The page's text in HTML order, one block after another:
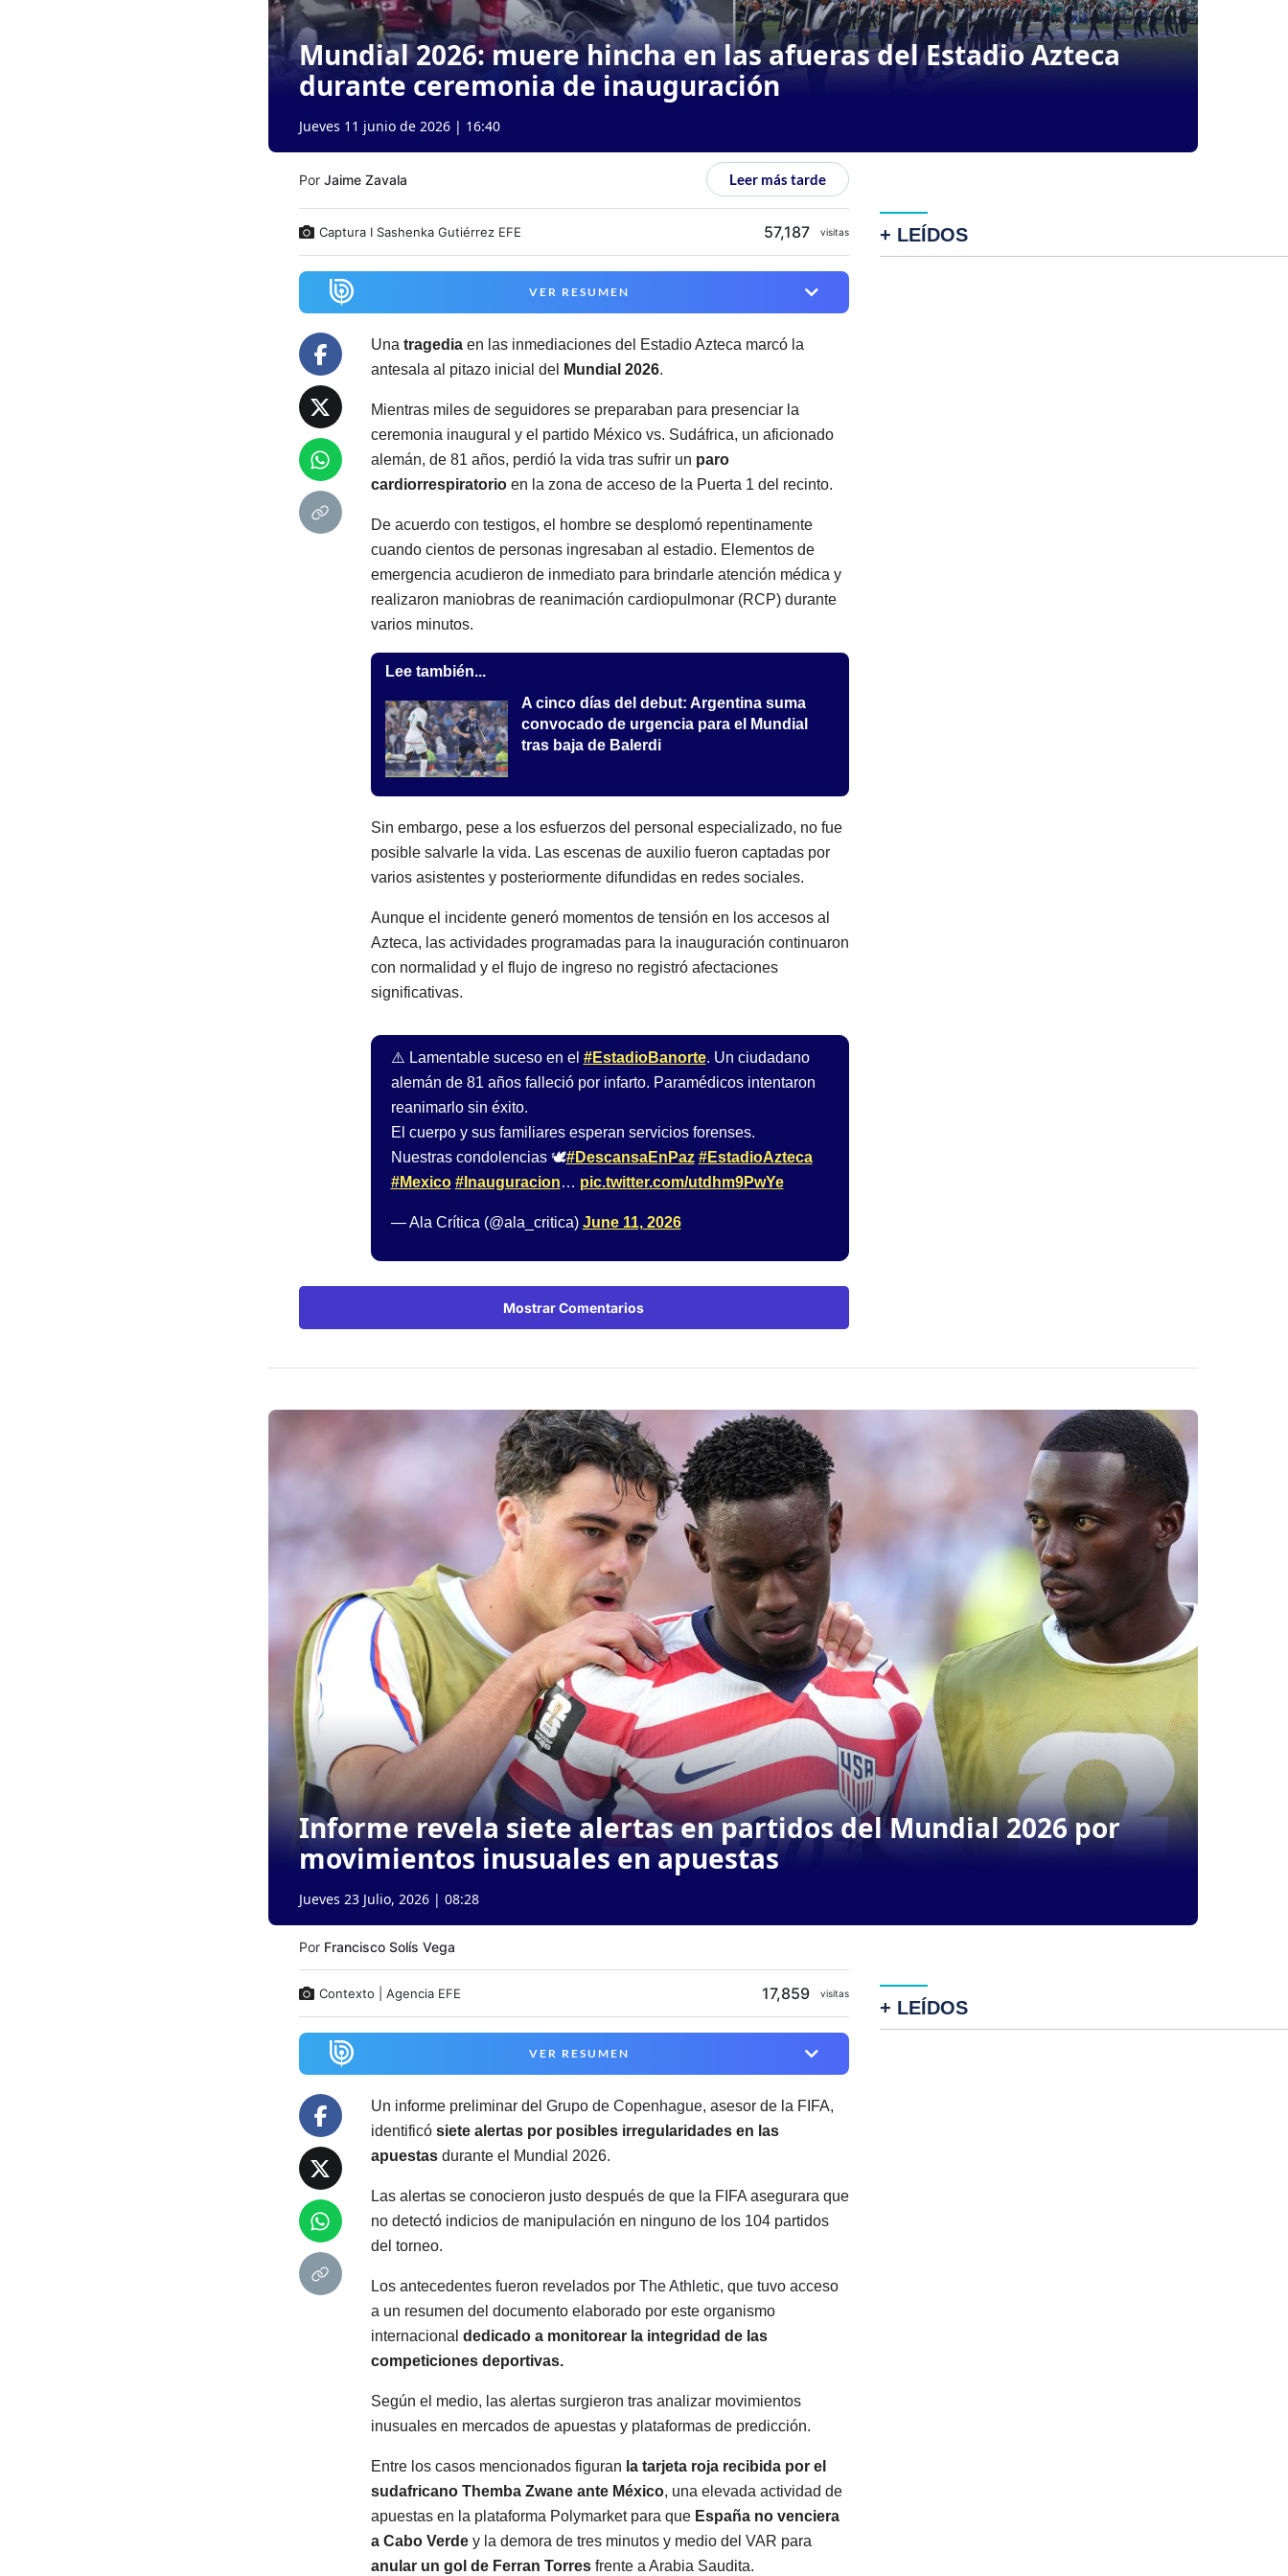
Mundial 2026: muere hincha en las afueras del Estadio Azteca
durante ceremonia de inauguración
Jueves 11 junio de 2026 | 16:40
Por Jaime Zavala Leer más tarde
Captura I Sashenka Gutiérrez EFE visitas
57,187
VER RESUMEN
Una tragediaen las inmediaciones del Estadio Azteca marcó la
antesala al pitazo inicial del
Mundial 2026.
Mientras miles de seguidores se preparaban para presenciar la
ceremonia inaugural y el partido México vs. Sudáfrica, un aficionado
alemán, de 81 años, perdió la vida tras sufrir un paro
cardiorrespiratorioen la zona de acceso de la Puerta 1 del recinto.
De acuerdo con testigos, el hombre se desplomó repentinamente
cuando cientos de personas ingresaban al estadio. Elementos de
emergencia acudieron de inmediato para brindarle atención médica y
realizaron maniobras de reanimación cardiopulmonar (RCP) durante
varios minutos.
Lee también...
A cinco días del debut: Argentina suma
convocado de urgencia para el Mundial
tras baja de Balerdi
Sin embargo, pese a los esfuerzos del personal especializado, no fue
posible salvarle la vida. Las escenas de auxilio fueron captadas por
varios asistentes y posteriormente difundidas en redes sociales.
Aunque el incidente generó momentos de tensión en los accesos al
Azteca, las actividades programadas para la inauguración continuaron
con normalidad y el flujo de ingreso no registró afectaciones
significativas.
⚠️ Lamentable suceso en el #EstadioBanorte. Un ciudadano
alemán de 81 años falleció por infarto. Paramédicos intentaron
reanimarlo sin éxito.
El cuerpo y sus familiares esperan servicios forenses.
Nuestras condolencias 🕊️#DescansaEnPaz #EstadioAzteca
#Mexico #Inauguracion… pic.twitter.com/utdhm9PwYe
— Ala Crítica (@ala_critica) June 11, 2026
Mostrar Comentarios
+ LEÍDOS
Informe revela siete alertas en partidos del Mundial 2026 por
movimientos inusuales en apuestas
Jueves 23 Julio, 2026 | 08:28
Por Francisco Solís Vega
Contexto | Agencia EFE visitas
17,859
VER RESUMEN
Un informe preliminar del Grupo de Copenhague, asesor de la FIFA,
identificó siete alertas por posibles irregularidades en las
apuestasdurante el Mundial 2026.
Las alertas se conocieron justo después de que la FIFA asegurara que
no detectó indicios de manipulación en ninguno de los 104 partidos
del torneo.
Los antecedentes fueron revelados por The Athletic, que tuvo acceso
a un resumen del documento elaborado por este organismo
internacional dedicado a monitorear la integridad de las
competiciones deportivas.
Según el medio, las alertas surgieron tras analizar movimientos
inusuales en mercados de apuestas y plataformas de predicción.
Entre los casos mencionados figuran la tarjeta roja recibida por el
sudafricano Themba Zwane ante México, una elevada actividad de
apuestas en la plataforma Polymarket para que España no venciera
a Cabo Verdey la demora de tres minutos y medio del VAR para
anular un gol de Ferran Torresfrente a Arabia Saudita.
+ LEÍDOS